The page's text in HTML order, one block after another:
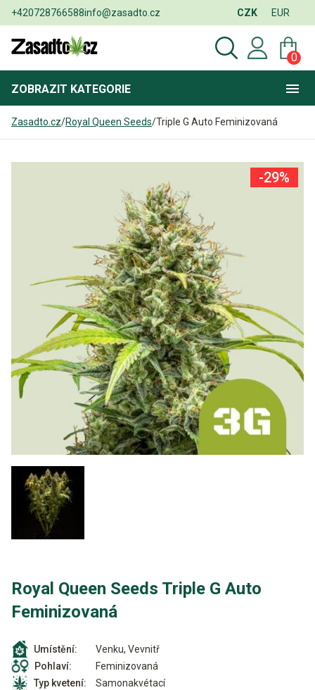
+420728766588info@zasadto.cz CZK EUR
0
ZOBRAZIT KATEGORIE
Zasadto.cz/Royal Queen Seeds/Triple G Auto Feminizovaná
Royal Queen Seeds Triple G Auto
Feminizovaná
Umístění:
Venku, Vevnitř
Pohlaví:
Feminizovaná
Typ kvetení:
Samonakvétací
-29%